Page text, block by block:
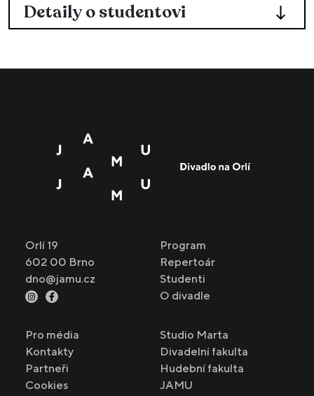
Detaily o studentovi
Orlí 19
602 00 Brno
dno@jamu.cz
Program
Repertoár
Studenti
O divadle
Pro média
Kontakty
Partneři
Cookies
Studio Marta
Divadelní fakulta
Hudební fakulta
JAMU